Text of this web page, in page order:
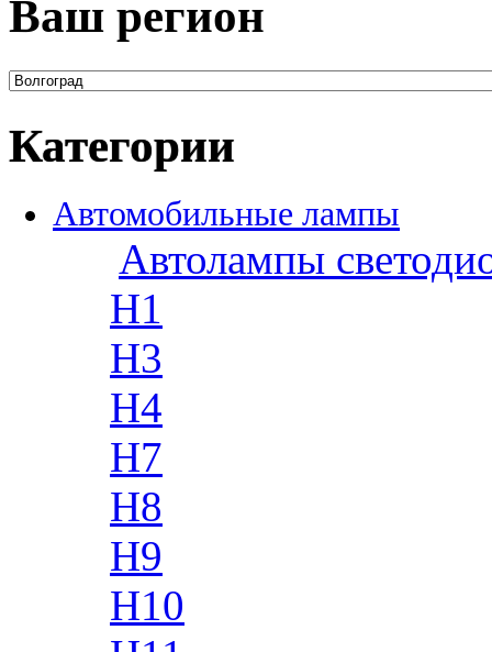
Ваш регион
Категории
Автомобильные лампы
Автолампы
H1
H3
H4
H7
H8
H9
H10